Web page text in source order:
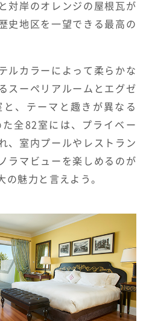
対岸のオレンジの屋根瓦が
史地区を一望できる最高の
ルカラーによって柔らかな
スーペリアルームとエグゼ
、テーマと趣きが異なる
全82室には、プライベー
、室内プールやレストラン
ラマビューを楽しめるのが
の魅力と言えよう。